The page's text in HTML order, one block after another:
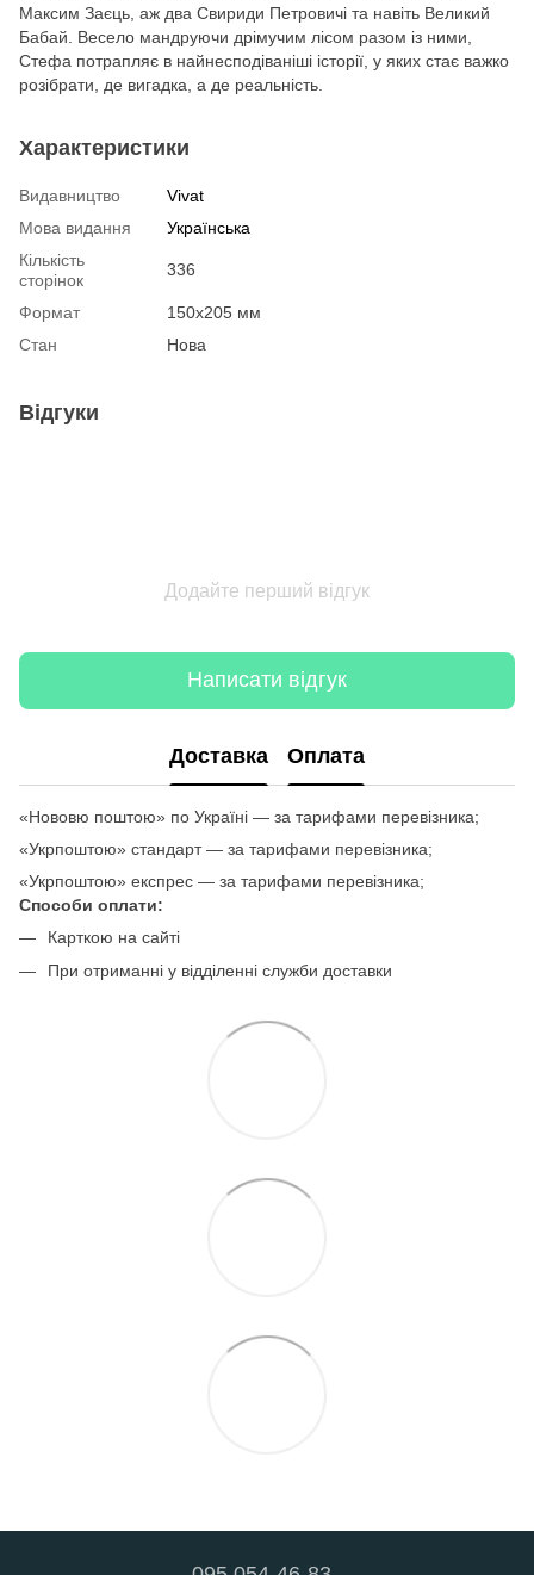
Максим Заєць, аж два Свириди Петровичі та навіть Великий
Бабай. Весело мандруючи дрімучим лісом разом із ними,
Стефа потрапляє в найнесподіваніші історії, у яких стає важко
розібрати, де вигадка, а де реальність.
Характеристики
Видавництво
Vivat
Мова видання
Українська
Кількість
сторінок
336
Формат
150x205 мм
Стан
Нова
Відгуки
Додайте перший відгук
Написати відгук
Доставка Оплата
«Нововю поштою» по Україні — за тарифами перевізника;
«Укрпоштою» стандарт — за тарифами перевізника;
«Укрпоштою» експрес — за тарифами перевізника;
Способи оплати:
Карткою на сайті
При отриманні у відділенні служби доставки